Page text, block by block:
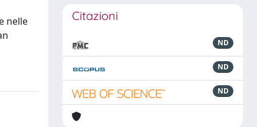
nelle
Citazioni
ND
ND
ND